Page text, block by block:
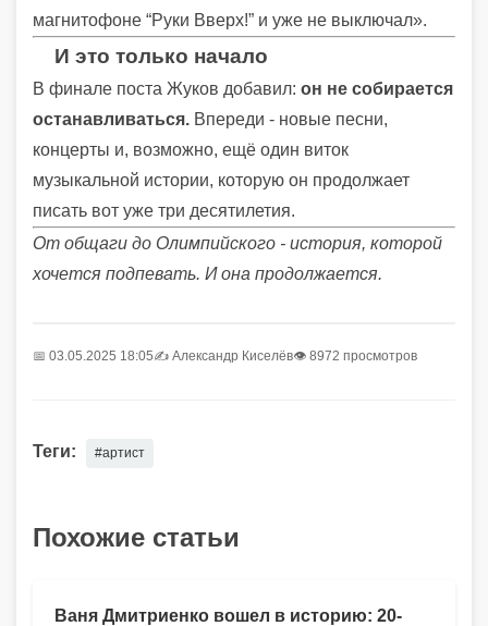
магнитофоне “Руки Вверх!” и уже не выключал».
И это только начало
В финале поста Жуков добавил: он не собирается
останавливаться. Впереди - новые песни,
концерты и, возможно, ещё один виток
музыкальной истории, которую он продолжает
писать вот уже три десятилетия.
От общаги до Олимпийского - история, которой
хочется подпевать. И она продолжается.
📅 03.05.2025 18:05✍️ Александр Киселёв👁 8972 просмотров
Теги: #артист
Похожие статьи
Ваня Дмитриенко вошел в историю: 20-